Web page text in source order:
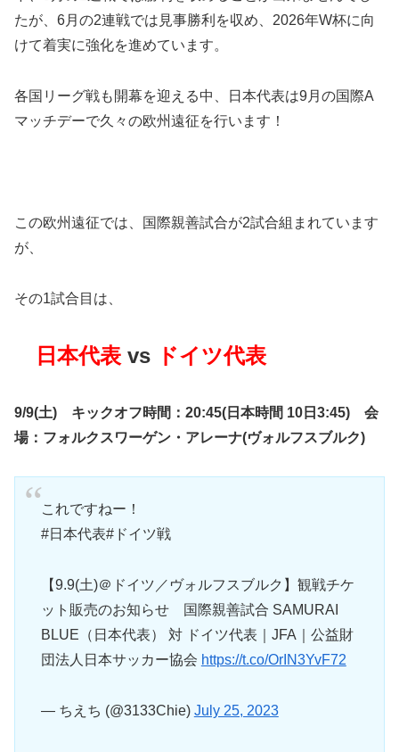
たが、6月の2連戦では見事勝利を収め、2026年W杯に向
けて着実に強化を進めています。
各国リーグ戦も開幕を迎える中、日本代表は9月の国際A
マッチデーで久々の欧州遠征を行います！
この欧州遠征では、国際親善試合が2試合組まれています
が、
その1試合目は、
日本代表 vs ドイツ代表
9/9(土) キックオフ時間：20:45(日本時間 10日3:45) 会
場：フォルクスワーゲン・アレーナ(ヴォルフスブルク)
これですねー！
#日本代表#ドイツ戦
【9.9(土)＠ドイツ／ヴォルフスブルク】観戦チケ
ット販売のお知らせ 国際親善試合 SAMURAI
BLUE（日本代表） 対 ドイツ代表｜JFA｜公益財
団法人日本サッカー協会 https://t.co/OrIN3YvF72
— ちえち (@3133Chie) July 25, 2023